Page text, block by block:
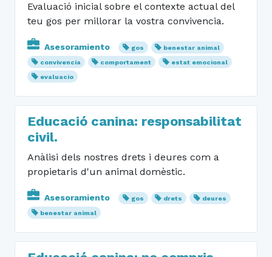
Evaluació inicial sobre el contexte actual del
teu gos per millorar la vostra convivencia.
Asesoramiento gos
benestar animal
convivencia
comportament
estat emocional
evaluacio
Educació canina: responsabilitat
civil.
Anàlisi dels nostres drets i deures com a
propietaris d'un animal domèstic.
Asesoramiento gos drets
deures
benestar animal